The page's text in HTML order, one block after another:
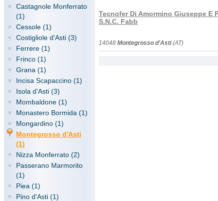
Castagnole Monferrato
(1)
Cessole (1)
Costigliole d'Asti (3)
Ferrere (1)
Frinco (1)
Grana (1)
Incisa Scapaccino (1)
Isola d'Asti (3)
Mombaldone (1)
Monastero Bormida (1)
Mongardino (1)
Montegrosso d'Asti
(1)
Nizza Monferrato (2)
Passerano Marmorito
(1)
Piea (1)
Pino d'Asti (1)
Tecnofer Di Amormino Giuseppe E
S.N.C. Fabb
14048 Montegrosso d'Asti(AT)